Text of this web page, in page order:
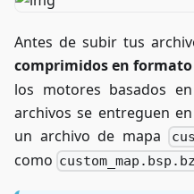
Antes de subir tus
comprimidos en formato
los motores basados
archivos se entreguen
un archivo de mapa
como